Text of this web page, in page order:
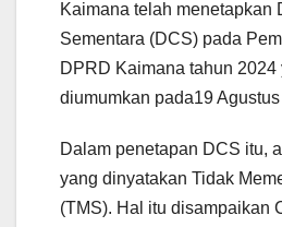
Kaimana telah menetapkan
Sementara (DCS) pada
DPRD Kaimana tahun 2024
diumumkan pada19
Dalam penetapan DCS itu,
yang dinyatakan Tidak
(TMS). Hal itu disampaikan